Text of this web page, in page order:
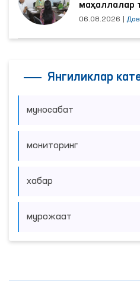
маҳаллалар
06.08.2026
Янгиликлар
муносабат
мониторинг
хабар
мурожаат